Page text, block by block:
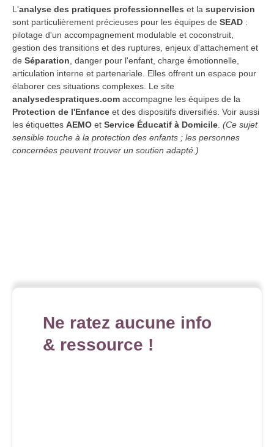
L'analyse des pratiques professionnelles et la supervision
sont particulièrement précieuses pour les équipes de SEAD :
pilotage d'un accompagnement modulable et coconstruit,
gestion des transitions et des ruptures, enjeux d'attachement et
de Séparation, danger pour l'enfant, charge émotionnelle,
articulation interne et partenariale. Elles offrent un espace pour
élaborer ces situations complexes. Le site
analysedespratiques.com accompagne les équipes de la
Protection de l'Enfance et des dispositifs diversifiés. Voir aussi
les étiquettes AEMO et Service Éducatif à Domicile. (Ce sujet
sensible touche à la protection des enfants ; les personnes
concernées peuvent trouver un soutien adapté.)
Ne ratez aucune info
& ressource !